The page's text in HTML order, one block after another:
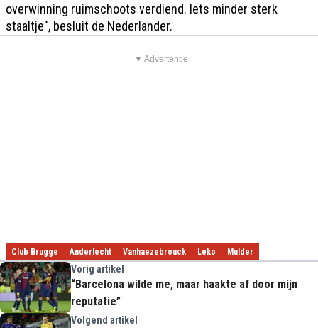
overwinning ruimschoots verdiend. Iets minder sterk
staaltje", besluit de Nederlander.
▼ Advertentie
Club Brugge Anderlecht Vanhaezebrouck Leko Mulder
Vorig artikel
“Barcelona wilde me, maar haakte af door mijn
reputatie”
Volgend artikel